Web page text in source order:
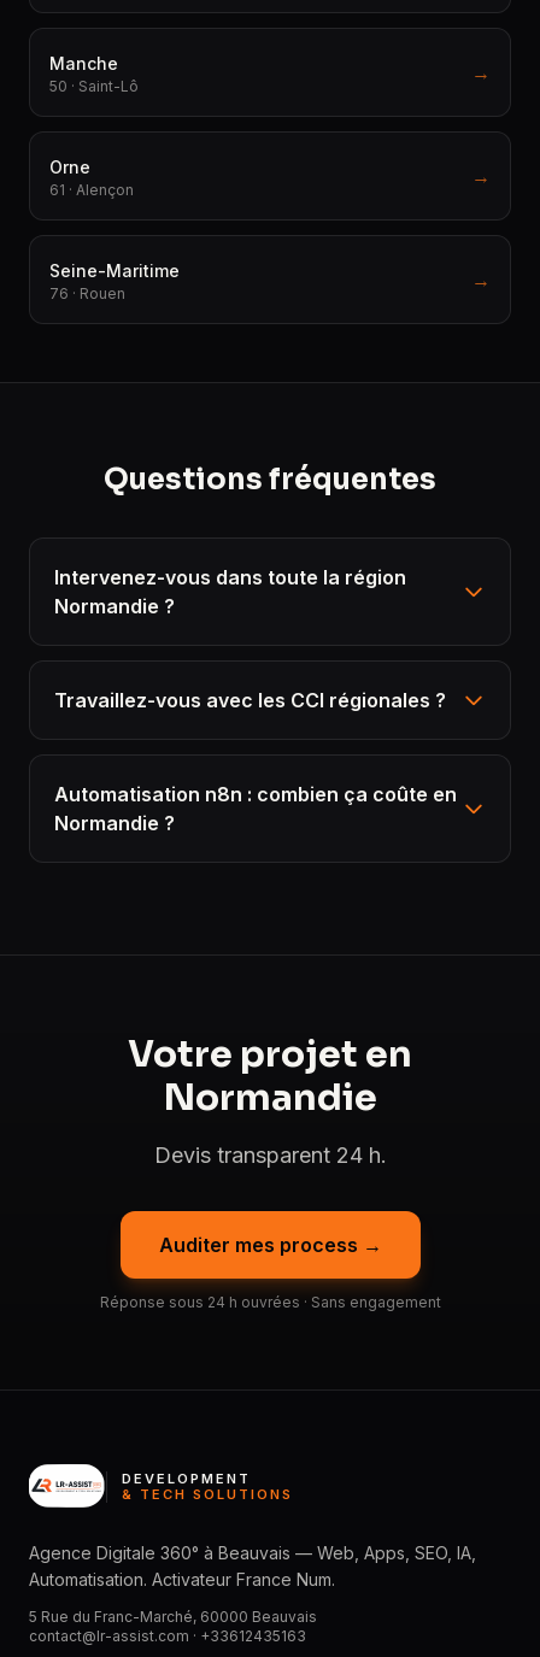
Manche
50 · Saint-Lô
→
Orne
61 · Alençon
→
Seine-Maritime
76 · Rouen
→
Questions fréquentes
Intervenez-vous dans toute la région
Normandie ?
Travaillez-vous avec les CCI régionales ?
Automatisation n8n : combien ça coûte en
Normandie ?
Votre projet en
Normandie
Devis transparent 24 h.
Auditer mes process →
Réponse sous 24 h ouvrées · Sans engagement
DEVELOPMENT
& TECH SOLUTIONS
Agence Digitale 360° à Beauvais — Web, Apps, SEO, IA,
Automatisation. Activateur France Num.
5 Rue du Franc-Marché, 60000 Beauvais
contact@lr-assist.com · +33612435163